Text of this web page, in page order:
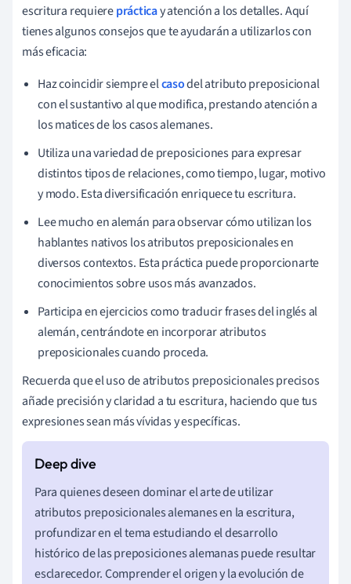
escritura requiereprácticay atención a los detalles. Aquí
tienes algunos consejos que te ayudarán a utilizarlos con
más eficacia:
Haz coincidir siempre elcasodel atributo preposicional
con el sustantivo al que modifica, prestando atención a
los matices de los casos alemanes.
Utiliza una variedad de preposiciones para expresar
distintos tipos de relaciones, como tiempo, lugar, motivo
y modo. Esta diversificación enriquece tu escritura.
Lee mucho en alemán para observar cómo utilizan los
hablantes nativos los atributos preposicionales en
diversos contextos. Esta práctica puede proporcionarte
conocimientos sobre usos más avanzados.
Participa en ejercicios como traducir frases del inglés al
alemán, centrándote en incorporar atributos
preposicionales cuando proceda.
Recuerda que el uso de atributos preposicionales precisos
añade precisión y claridad a tu escritura, haciendo que tus
expresiones sean más vívidas y específicas.
Para quienes deseen dominar el arte de utilizar
atributos preposicionales alemanes en la escritura,
profundizar en el tema estudiando el desarrollo
histórico de las preposiciones alemanas puede resultar
esclarecedor. Comprender el origen y la evolución de